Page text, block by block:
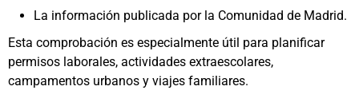
La información publicada por la Comunidad de Madrid.
Esta comprobación es especialmente útil para planificar
permisos laborales, actividades extraescolares,
campamentos urbanos y viajes familiares.